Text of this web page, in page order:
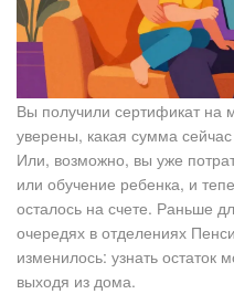
Вы получили сертификат на
уверены, какая сумма
Или, возможно, вы уже
или обучение ребенка, и
осталось на счете. Раньше
очередях в отделениях
изменилось: узнать остаток
выходя из дома.